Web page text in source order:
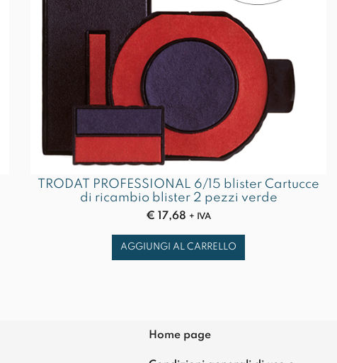
TRODAT PROFESSIONAL 6/15 blister Cartucce
di ricambio blister 2 pezzi verde
€ 17,68 + IVA
AGGIUNGI AL CARRELLO
Home page